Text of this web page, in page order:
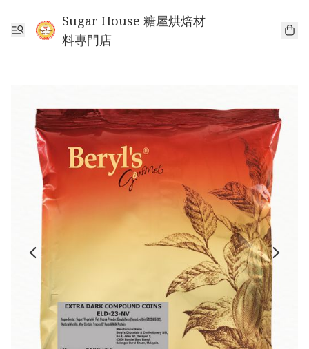
Sugar House 糖屋烘焙材
料專門店